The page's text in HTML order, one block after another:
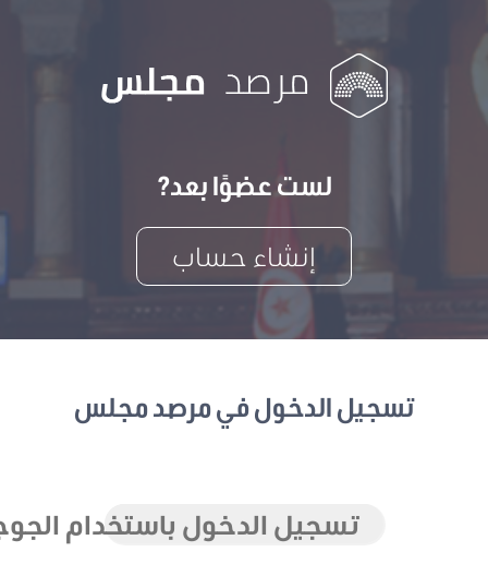
لست عضوًا بعد?
إنشاء حساب
تسجيل الدخول في مرصد مجلس
تسجيل الدخول باستخدام الجوجل